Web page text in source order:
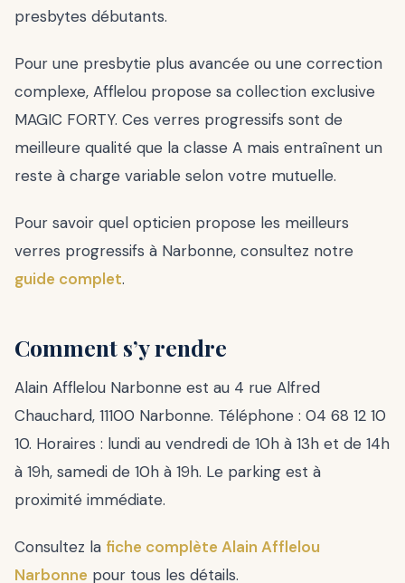
presbytes débutants.
Pour une presbytie plus avancée ou une correction
complexe, Afflelou propose sa collection exclusive
MAGIC FORTY. Ces verres progressifs sont de
meilleure qualité que la classe A mais entraînent un
reste à charge variable selon votre mutuelle.
Pour savoir quel opticien propose les meilleurs
verres progressifs à Narbonne, consultez notre
guide complet.
Comment s’y rendre
Alain Afflelou Narbonne est au 4 rue Alfred
Chauchard, 11100 Narbonne. Téléphone : 04 68 12 10
10. Horaires : lundi au vendredi de 10h à 13h et de 14h
à 19h, samedi de 10h à 19h. Le parking est à
proximité immédiate.
Consultez la fiche complète Alain Afflelou
Narbonne pour tous les détails.